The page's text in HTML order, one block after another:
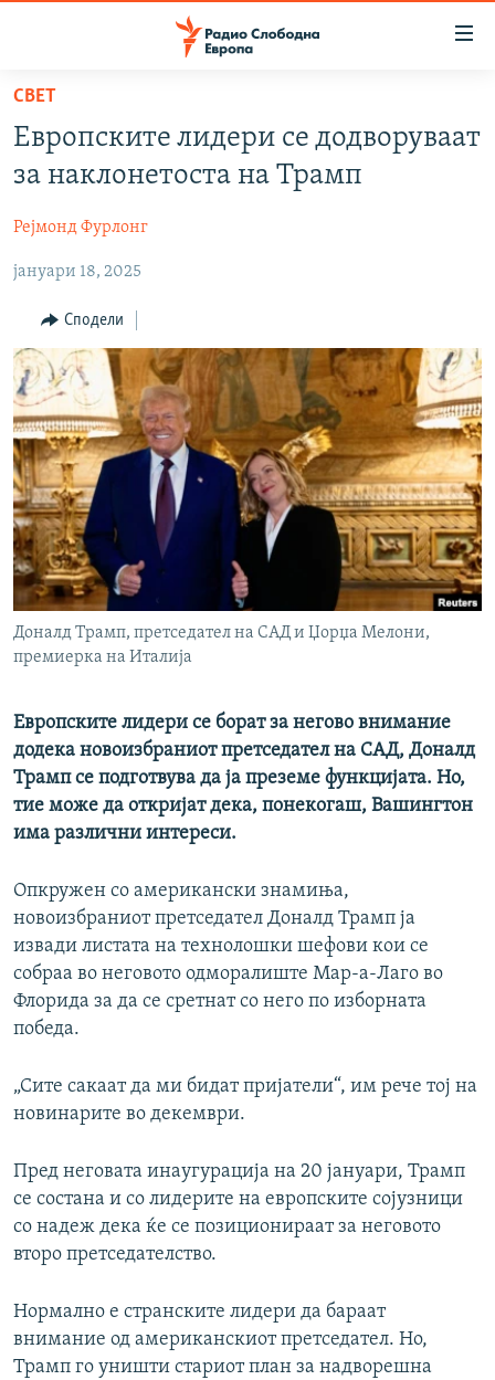
Оди
содржината
Оди
главната
Премини
СВЕТ
ВЕСТИ
ШТО ТРЕБА ДА ЗНАЕТЕ
ПРИЈАВИ СЕ ЗА ЊУЗЛЕТЕР
ПОДКАСТ ЗОШТО?
СЛЕДЕТЕ НЕ
РСЕ веб страници
СВЕТ
Европските лидери се додворуваат
за наклонетоста на Трамп
Рејмонд Фурлонг
јануари 18, 2025
Сподели
Доналд Трамп, претседател на САД и Џорџа Мелони,
премиерка на Италија
Европските лидери се борат за негово внимание
додека новоизбраниот претседател на САД, Доналд
Трамп се подготвува да ја преземе функцијата. Но,
тие може да откријат дека, понекогаш, Вашингтон
има различни интереси.
Опкружен со американски знамиња,
новоизбраниот претседател Доналд Трамп ја
извади листата на технолошки шефови кои се
собраа во неговото одморалиште Мар-а-Лаго во
Флорида за да се сретнат со него по изборната
победа.
„Сите сакаат да ми бидат пријатели“, им рече тој на
новинарите во декември.
Пред неговата инаугурација на 20 јануари, Трамп
се состана и со лидерите на европските сојузници
со надеж дека ќе се позиционираат за неговото
второ претседателство.
Нормално е странските лидери да бараат
внимание од американскиот претседател. Но,
Трамп го уништи стариот план за надворешна